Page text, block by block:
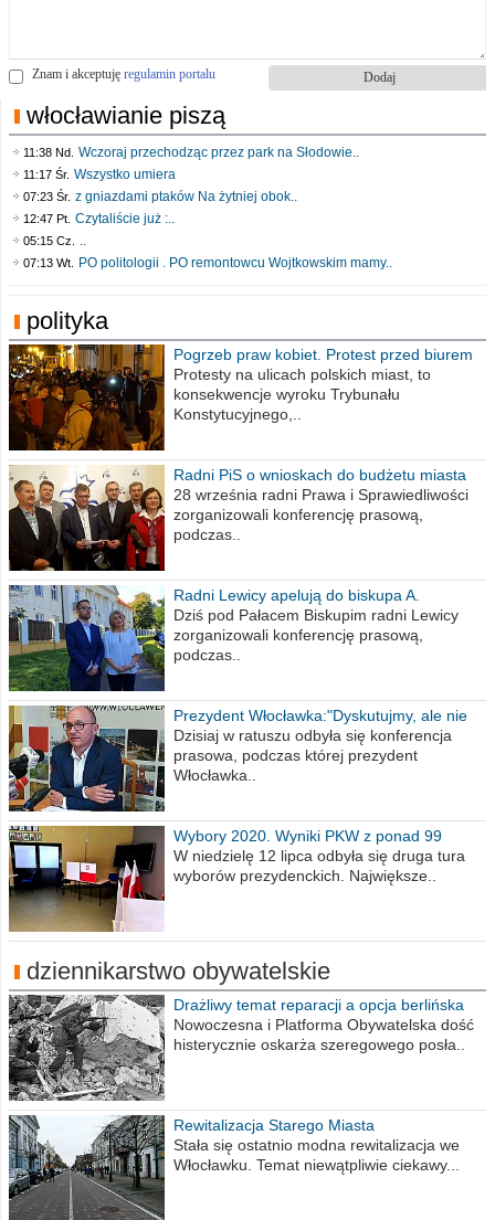
Znam i akceptuję regulamin portalu
włocławianie piszą
11:38 Nd. Wczoraj przechodząc przez park na Słodowie..
11:17 Śr. Wszystko umiera
07:23 Śr. z gniazdami ptaków Na żytniej obok..
12:47 Pt. Czytaliście już :..
05:15 Cz. ..
07:13 Wt. PO politologii . PO remontowcu Wojtkowskim mamy..
polityka
Pogrzeb praw kobiet. Protest przed biurem
poselskim PiS
Protesty na ulicach polskich miast, to
konsekwencje wyroku Trybunału
Konstytucyjnego,..
Radni PiS o wnioskach do budżetu miasta
na 2021 rok
28 września radni Prawa i Sprawiedliwości
zorganizowali konferencję prasową,
podczas..
Radni Lewicy apelują do biskupa A.
Wiesława Meringa
Dziś pod Pałacem Biskupim radni Lewicy
zorganizowali konferencję prasową,
podczas..
Prezydent Włocławka:"Dyskutujmy, ale nie
obrażajmy się”
Dzisiaj w ratuszu odbyła się konferencja
prasowa, podczas której prezydent
Włocławka..
Wybory 2020. Wyniki PKW z ponad 99
procent obwodów
W niedzielę 12 lipca odbyła się druga tura
wyborów prezydenckich. Największe..
dziennikarstwo obywatelskie
Drażliwy temat reparacji a opcja berlińska
Nowoczesna i Platforma Obywatelska dość
histerycznie oskarża szeregowego posła..
Rewitalizacja Starego Miasta
Stała się ostatnio modna rewitalizacja we
Włocławku. Temat niewątpliwie ciekawy...